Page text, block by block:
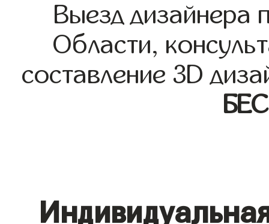
Выезд дизайнера
Области,
составление 3D